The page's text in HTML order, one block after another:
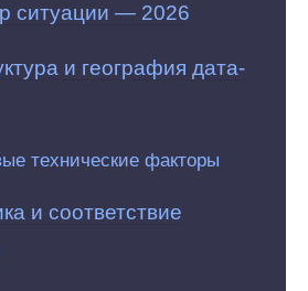
ситуации — 2026
и география дата-
технические факторы
и соответствие